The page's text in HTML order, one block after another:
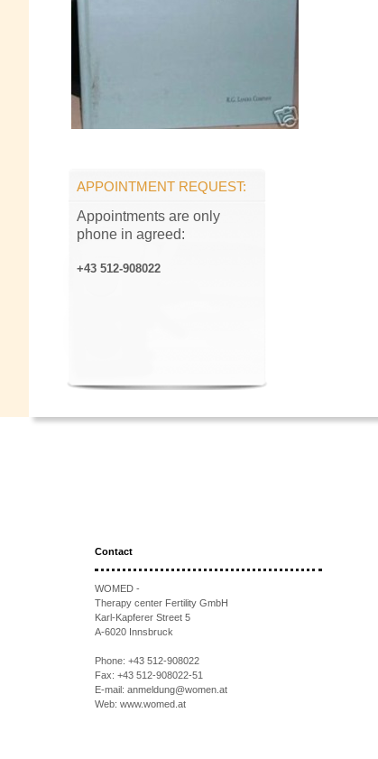
APPOINTMENT REQUEST:
Appointments are only
phone in agreed:
+43 512-908022
Contact
WOMED -
Therapy center Fertility GmbH
Karl-Kapferer Street 5
A-6020 Innsbruck
Phone: +43 512-908022
Fax: +43 512-908022-51
E-mail: anmeldung@women.at
Web: www.womed.at